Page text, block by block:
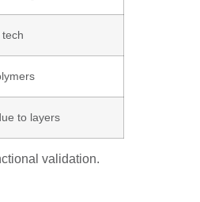
to layers
validation.